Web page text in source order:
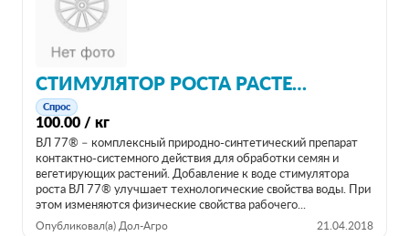
СТИМУЛЯТОР РОСТА РАСТЕНИЙ ВЛ 77®
Спрос
100.00 / кг
ВЛ 77® – комплексный природно-синтетический препарат
контактно-системного действия для обработки семян и
вегетирующих растений. Добавление к воде стимулятора
роста ВЛ 77® улучшает технологические свойства воды. При
этом изменяются физические свойства рабочего...
Опубликовал(а) Дол-Агро 21.04.2018